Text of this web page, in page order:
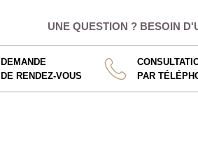
UNE QUESTION ? BESOIN
DEMANDE
DE RENDEZ-VOUS
PAR